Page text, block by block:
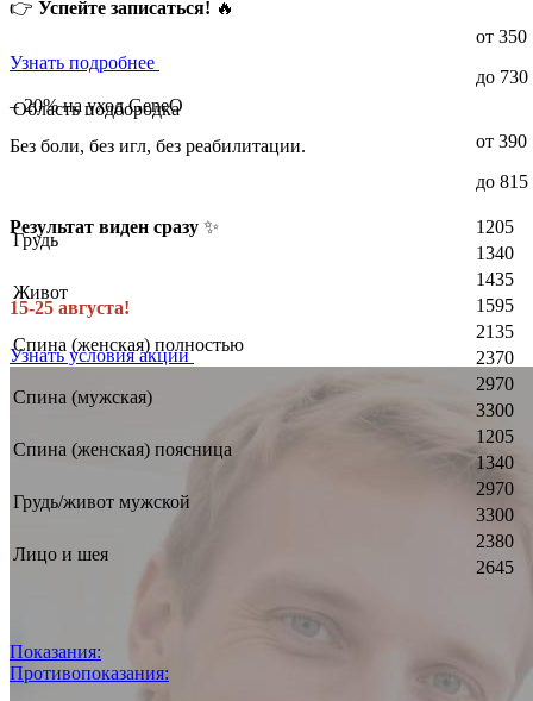
👉 Успейте записаться! 🔥
Узнать подробнее
– 20% на уход GeneO
Без боли, без игл, без реабилитации.
Результат виден сразу ✨
15-25 августа!
Узнать условия акции
Область подбородка
от 350
до 730
от 390
до 815
Грудь
1205
1340
Живот
1435
1595
Спина (женская) полностью
2135
2370
Спина (мужская)
2970
3300
Спина (женская) поясница
1205
1340
Грудь/живот мужской
2970
3300
Лицо и шея
2380
2645
Показания:
Противопоказания: